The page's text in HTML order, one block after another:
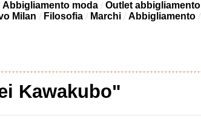
Abbigliamento moda Outlet abbigliamento
Milan Filosofia Marchi Abbigliamento
Kawakubo"